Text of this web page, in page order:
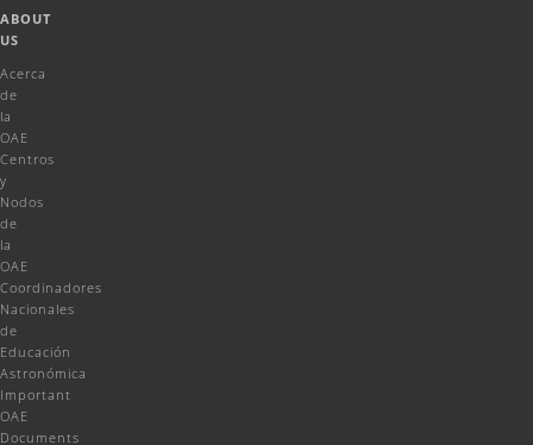
ABOUT
US
Acerca
de
la
OAE
Centros
y
Nodos
de
la
OAE
Coordinadores
Nacionales
de
Educación
Astronómica
Important
OAE
Documents